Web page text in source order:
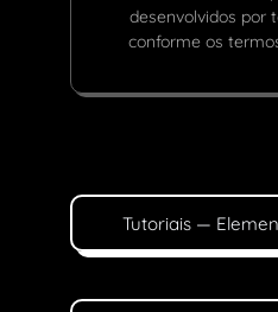
desenvolvidos por
conforme os
Tutoriais —